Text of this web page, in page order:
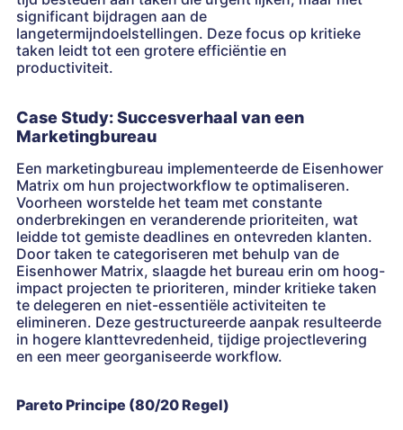
significant bijdragen aan de
langetermijndoelstellingen. Deze focus op kritieke
taken leidt tot een grotere efficiëntie en
productiviteit.
Case Study: Succesverhaal van een
Marketingbureau
Een marketingbureau implementeerde de Eisenhower
Matrix om hun projectworkflow te optimaliseren.
Voorheen worstelde het team met constante
onderbrekingen en veranderende prioriteiten, wat
leidde tot gemiste deadlines en ontevreden klanten.
Door taken te categoriseren met behulp van de
Eisenhower Matrix, slaagde het bureau erin om hoog-
impact projecten te prioriteren, minder kritieke taken
te delegeren en niet-essentiële activiteiten te
elimineren. Deze gestructureerde aanpak resulteerde
in hogere klanttevredenheid, tijdige projectlevering
en een meer georganiseerde workflow.
Pareto Principe (80/20 Regel)